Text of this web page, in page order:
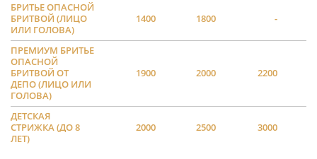
БРИТЬЕ ОПАСНОЙ
БРИТВОЙ (ЛИЦО
ИЛИ ГОЛОВА)
1400 1800 -
ПРЕМИУМ БРИТЬЕ
ОПАСНОЙ
БРИТВОЙ ОТ
ДЕПО (ЛИЦО ИЛИ
ГОЛОВА)
1900 2000 2200
ДЕТСКАЯ
СТРИЖКА (ДО 8
ЛЕТ)
2000 2500 3000